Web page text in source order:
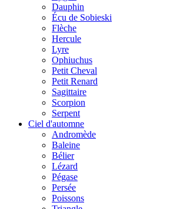
Dauphin
Écu de Sobieski
Flèche
Hercule
Lyre
Ophiuchus
Petit Cheval
Petit Renard
Sagittaire
Scorpion
Serpent
Ciel d'automne
Andromède
Baleine
Bélier
Lézard
Pégase
Persée
Poissons